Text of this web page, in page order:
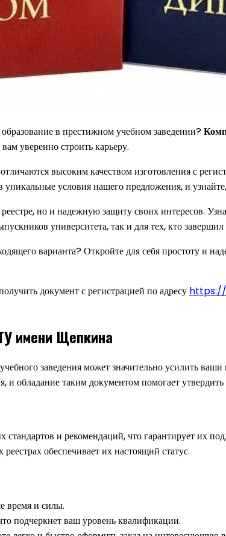
в престижном учебном заведении?
уверенно строить карьеру.
высоким качеством изготовления с
условия нашего предложения, и
но и надежную защиту своих интересов.
университета, так и для тех, кто завершил
варианта? Откройте для себя простоту и
документ с регистрацией по адресу
имени Щепкина
заведения может значительно усилить
и обладание таким документом помогает
и рекомендаций, что гарантирует их
обеспечивает их настоящий статус.
время и силы.
подчеркнет ваш уровень квалификации.